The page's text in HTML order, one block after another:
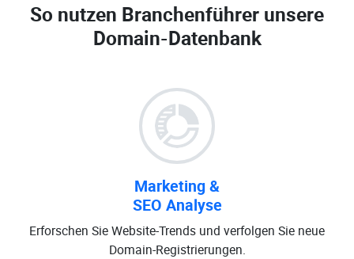
So nutzen Branchenführer unsere
Domain-Datenbank
Marketing &
SEO Analyse
Erforschen Sie Website-Trends und verfolgen Sie neue
Domain-Registrierungen.